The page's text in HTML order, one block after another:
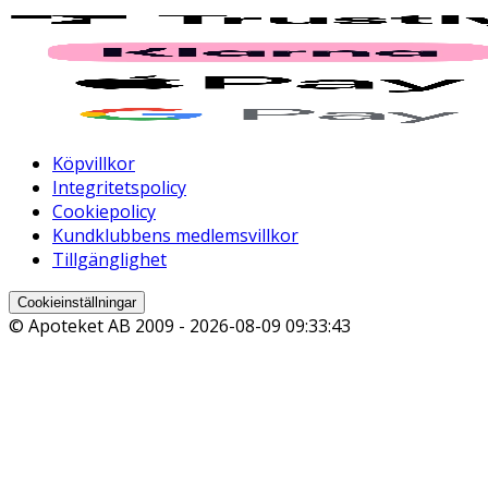
Köpvillkor
Integritetspolicy
Cookiepolicy
Kundklubbens medlemsvillkor
Tillgänglighet
Cookieinställningar
© Apoteket AB 2009 - 2026-08-09 09:33:43